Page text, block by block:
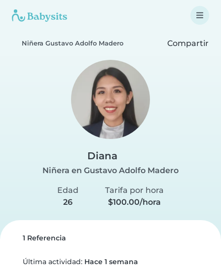
Niñera Gustavo Adolfo Madero Compartir
Diana
Niñera en Gustavo Adolfo Madero
Edad
26
Tarifa por hora
$100.00/hora
1 Referencia
Última actividad: Hace 1 semana